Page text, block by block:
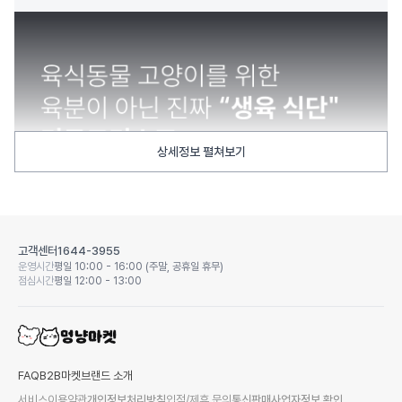
상세정보 펼쳐보기
고객센터1644-3955
운영시간평일 10:00 - 16:00 (주말, 공휴일 휴무)
점심시간평일 12:00 - 13:00
FAQB2B마켓 브랜드 소개
서비스이용약관개인정보처리방침입점/제휴 문의통신판매사업자정보 확인